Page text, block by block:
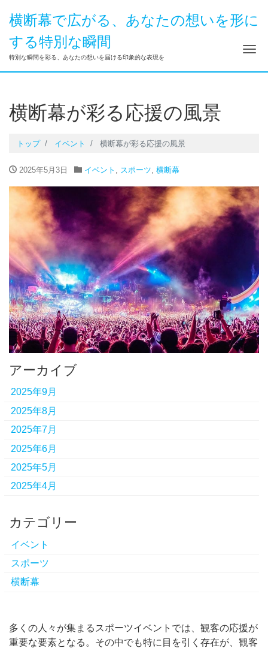
横断幕で広がる、あなたの想いを形に
する特別な瞬間
特別な瞬間を彩る、あなたの想いを届ける印象的な表現を ナ
横断幕が彩る応援の風景
トップ イベント 横断幕が彩る応援の風景
2025年5月3日 イベント , スポーツ, 横断幕
アーカイブ
2025年9月
2025年8月
2025年7月
2025年6月
2025年5月
2025年4月
カテゴリー
イベント
スポーツ
横断幕
多くの人々が集まるスポーツイベントでは、観客の応援が
重要な要素となる。 その中でも特に目を引く存在が、観客